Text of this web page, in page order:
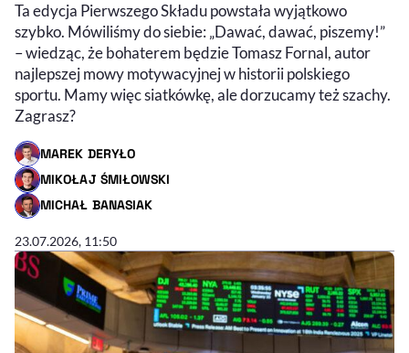
Ta edycja Pierwszego Składu powstała wyjątkowo
szybko. Mówiliśmy do siebie: „Dawać, dawać, piszemy!”
– wiedząc, że bohaterem będzie Tomasz Fornal, autor
najlepszej mowy motywacyjnej w historii polskiego
sportu. Mamy więc siatkówkę, ale dorzucamy też szachy.
Zagrasz?
MAREK DERYŁO
- AUTOR ARTYKUŁU - PROFIL
MIKOŁAJ ŚMIŁOWSKI
- AUTOR ARTYKUŁU - PROFIL
MICHAŁ BANASIAK
- AUTOR ARTYKUŁU - PROFIL
23.07.2026, 11:50